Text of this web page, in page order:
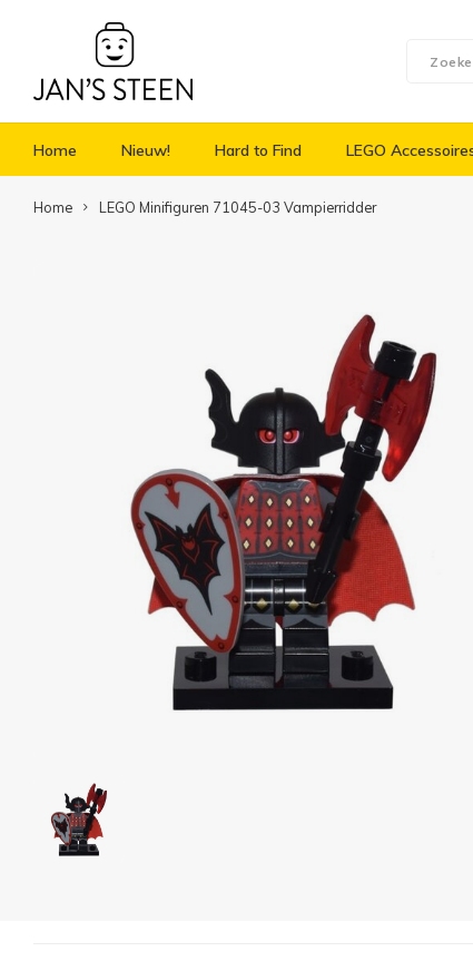
Home Nieuw! Hard to Find LEGO
Home LEGO Minifiguren 71045-03 Vampierridder